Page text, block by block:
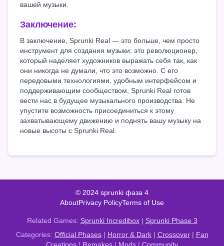
вашей музыки.
Заключение:
В заключение, Sprunki Real — это больше, чем просто
инструмент для создания музыки; это революционер,
который наделяет художников выражать себя так, как
они никогда не думали, что это возможно. С его
передовыми технологиями, удобным интерфейсом и
поддерживающим сообществом, Sprunki Real готов
вести нас в будущее музыкального производства. Не
упустите возможность присоединиться к этому
захватывающему движению и поднять вашу музыку на
новые высоты с Sprunki Real.
© 2024 sprunki фаза 4
AboutPrivacy PolicyTerms of Use
Related Games: Sprunki Incredibox| Sprunki Phase 3
Categories: Official Phases| Horror & Dark| Crossover| Fan